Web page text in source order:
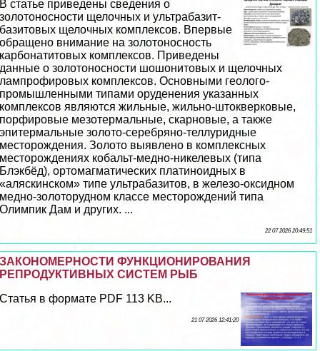
В статье приведены сведения о
золотоносности щелочных и ультpaбазит-
базитовых щелочных комплексов. Впервые
обращено внимание на золотоносность
карбонатитовых комплексов. Приведены
данные о золотоносности шошонитовых и щелочных
лампрофировых комплексов. Основными геолого-
промышленными типами оруденения указанных
комплексов являются жильные, жильно-штокверковые,
порфировые мезотермальные, скарновые, а также
эпитермальные золото-серебряно-теллуридные
месторождения. Золото выявлено в комплексных
месторождениях кобальт-медно-никелевых (типа
Блэкбёд), ортомагматических платиноидных в
«аляскинском» типе ультpaбазитов, в железо-оксидном
медно-золоторудном классе месторождений типа
Олимпик Дам и других. ...
22 07 2026 20:49:51
ЗАКОНОМЕРНОСТИ ФУНКЦИОНИРОВАНИЯ
РЕПРОДУКТИВНЫХ СИСТЕМ РЫБ
Статья в формате PDF 113 KB...
21 07 2026 12:41:20